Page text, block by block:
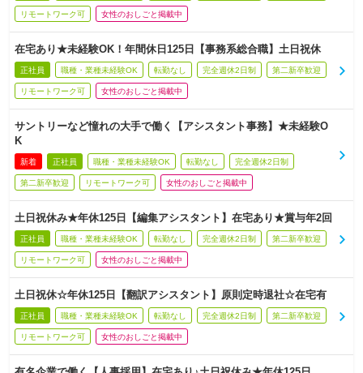
リモートワーク可 女性のおしごと掲載中
在宅あり★未経験OK！年間休日125日【事務系総合職】土日祝休
正社員 職種・業種未経験OK 転勤なし 完全週休2日制 第二新卒歓迎
リモートワーク可 女性のおしごと掲載中
サントリーなど憧れの大手で働く【アシスタント事務】★未経験O
K
新着 正社員 職種・業種未経験OK 転勤なし 完全週休2日制
第二新卒歓迎 リモートワーク可 女性のおしごと掲載中
土日祝休み★年休125日【編集アシスタント】在宅あり★賞与年2回
正社員 職種・業種未経験OK 転勤なし 完全週休2日制 第二新卒歓迎
リモートワーク可 女性のおしごと掲載中
土日祝休☆年休125日【翻訳アシスタント】原則定時退社☆在宅有
正社員 職種・業種未経験OK 転勤なし 完全週休2日制 第二新卒歓迎
リモートワーク可 女性のおしごと掲載中